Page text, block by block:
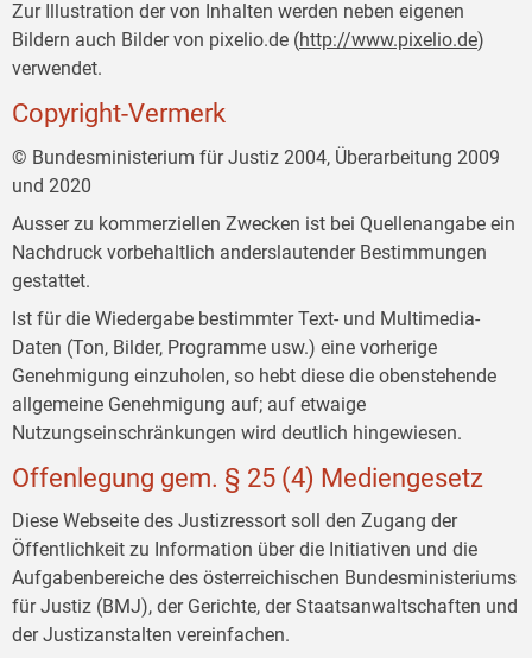
Zur Illustration der von Inhalten werden neben eigenen
Bildern auch Bilder von pixelio.de (http://www.pixelio.de)
verwendet.
Copyright-Vermerk
© Bundesministerium für Justiz 2004, Überarbeitung 2009
und 2020
Ausser zu kommerziellen Zwecken ist bei Quellenangabe ein
Nachdruck vorbehaltlich anderslautender Bestimmungen
gestattet.
Ist für die Wiedergabe bestimmter Text- und Multimedia-
Daten (Ton, Bilder, Programme usw.) eine vorherige
Genehmigung einzuholen, so hebt diese die obenstehende
allgemeine Genehmigung auf; auf etwaige
Nutzungseinschränkungen wird deutlich hingewiesen.
Offenlegung gem. § 25 (4) Mediengesetz
Diese Webseite des Justizressort soll den Zugang der
Öffentlichkeit zu Information über die Initiativen und die
Aufgabenbereiche des österreichischen Bundesministeriums
für Justiz (BMJ), der Gerichte, der Staatsanwaltschaften und
der Justizanstalten vereinfachen.